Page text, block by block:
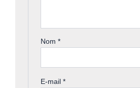
Nom*
E-mail*